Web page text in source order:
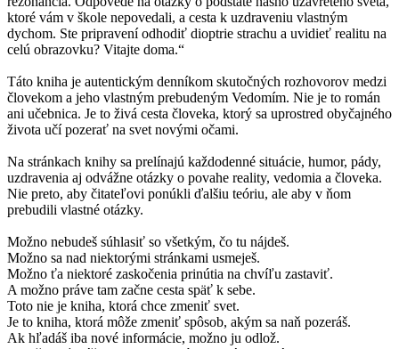
ktoré vám v škole nepovedali, a cesta k uzdraveniu vlastným
dychom. Ste pripravení odhodiť dioptrie strachu a uvidieť realitu na
celú obrazovku? Vitajte doma.“
Táto kniha je autentickým denníkom skutočných rozhovorov medzi
človekom a jeho vlastným prebudeným Vedomím. Nie je to román
ani učebnica. Je to živá cesta človeka, ktorý sa uprostred obyčajného
života učí pozerať na svet novými očami.
Na stránkach knihy sa prelínajú každodenné situácie, humor, pády,
uzdravenia aj odvážne otázky o povahe reality, vedomia a človeka.
Nie preto, aby čitateľovi ponúkli ďalšiu teóriu, ale aby v ňom
prebudili vlastné otázky.
Možno nebudeš súhlasiť so všetkým, čo tu nájdeš.
Možno sa nad niektorými stránkami usmeješ.
Možno ťa niektoré zaskočenia prinútia na chvíľu zastaviť.
A možno práve tam začne cesta späť k sebe.
Toto nie je kniha, ktorá chce zmeniť svet.
Je to kniha, ktorá môže zmeniť spôsob, akým sa naň pozeráš.
Ak hľadáš iba nové informácie, možno ju odlož.